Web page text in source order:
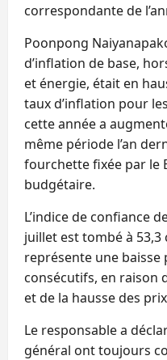
correspondante de
Poonpong
d’inflation de base,
et énergie, était en
taux d’inflation pour
cette année a
même période l’an
fourchette fixée par le
budgétaire.
L’indice de confiance
juillet est tombé à 53,3
représente une
consécutifs, en raison
et de la hausse des
Le responsable a
général ont toujours